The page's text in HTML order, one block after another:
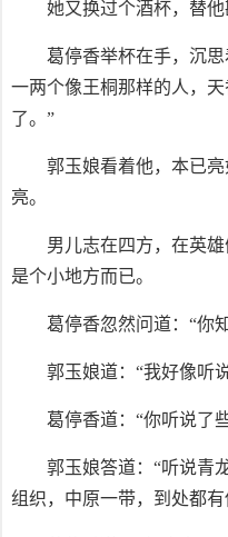
她又换过个酒杯，替他
葛停香举杯在手，沉
一两个像王桐那样的人，
了。”
郭玉娘看着他，本已
亮。
男儿志在四方，在英
是个小地方而已。
葛停香忽然问道：“你
郭玉娘道：“我好像听
葛停香道：“你听说了
郭玉娘答道：“听说青
组织，中原一带，到处都